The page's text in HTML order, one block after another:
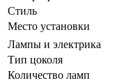
Стиль
Место установки
Лампы и электрика
Тип цоколя
Количество ламп